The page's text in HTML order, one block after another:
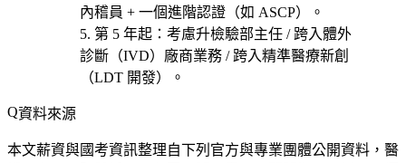
內稽員 + 一個進階認證（如 ASCP）
。
第 5 年起 ：考慮升檢驗部主任 / 跨入體外
診斷（IVD）廠商業務 / 跨入精準醫療新創
（LDT 開發）
。
資料來源
本文薪資與國考資訊整理自下列官方與專業團體公開資料，醫